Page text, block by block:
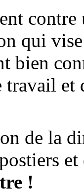
qui
bien
travail
de la
!